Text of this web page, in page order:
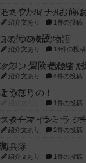
紹介文あり 1件の投稿
ふたつの街の物語
紹介文あり 18件の投稿
紹介文あり 4件の投稿
とうほうの！
1件の投稿
紹介文あり 2件の投稿
海兵隊
紹介文あり 1件の投稿